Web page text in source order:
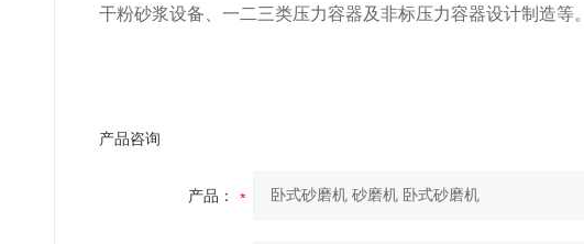
干粉砂浆设备、一二三类压力容器及非标压力容器设计制造等。
产品咨询
产品：